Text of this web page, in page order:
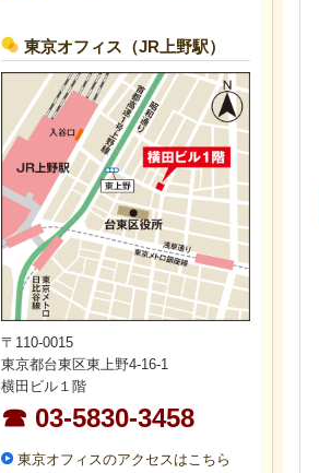
東京オフィス（JR上野駅）
〒110-0015
東京都台東区東上野4-16-1
横田ビル１階
☎ 03-5830-3458
東京オフィスのアクセスはこちら